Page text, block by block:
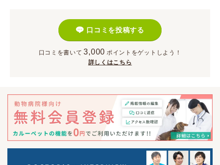
口コミを投稿する
口コミを書いて 3,000 ポイント をゲットしよう！
詳しくはこちら